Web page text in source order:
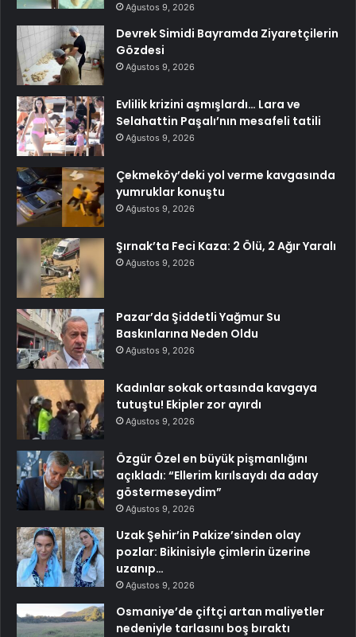
Ağustos 9, 2026
Devrek Simidi Bayramda Ziyaretçilerin
Gözdesi
Ağustos 9, 2026
Evlilik krizini aşmışlardı… Lara ve
Selahattin Paşalı’nın mesafeli tatili
Ağustos 9, 2026
Çekmeköy’deki yol verme kavgasında
yumruklar konuştu
Ağustos 9, 2026
Şırnak’ta Feci Kaza: 2 Ölü, 2 Ağır Yaralı
Ağustos 9, 2026
Pazar’da Şiddetli Yağmur Su
Baskınlarına Neden Oldu
Ağustos 9, 2026
Kadınlar sokak ortasında kavgaya
tutuştu! Ekipler zor ayırdı
Ağustos 9, 2026
Özgür Özel en büyük pişmanlığını
açıkladı: “Ellerim kırılsaydı da aday
göstermeseydim”
Ağustos 9, 2026
Uzak Şehir’in Pakize’sinden olay
pozlar: Bikinisiyle çimlerin üzerine
uzanıp…
Ağustos 9, 2026
Osmaniye’de çiftçi artan maliyetler
nedeniyle tarlasını boş bıraktı